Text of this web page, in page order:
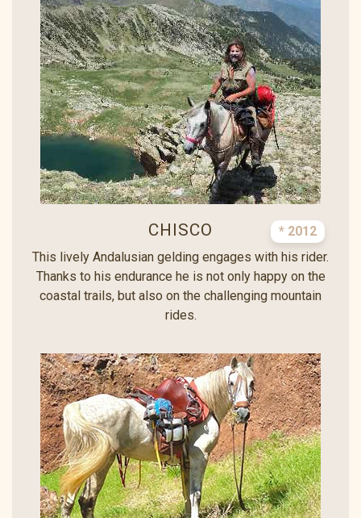
CHISCO
* 2012
This lively Andalusian gelding engages with his rider.
Thanks to his endurance he is not only happy on the
coastal trails, but also on the challenging mountain
rides.